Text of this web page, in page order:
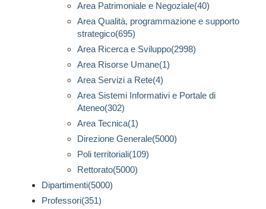
Area Patrimoniale e Negoziale(40)
Area Qualità, programmazione e supporto
strategico(695)
Area Ricerca e Sviluppo(2998)
Area Risorse Umane(1)
Area Servizi a Rete(4)
Area Sistemi Informativi e Portale di
Ateneo(302)
Area Tecnica(1)
Direzione Generale(5000)
Poli territoriali(109)
Rettorato(5000)
Dipartimenti(5000)
Professori(351)